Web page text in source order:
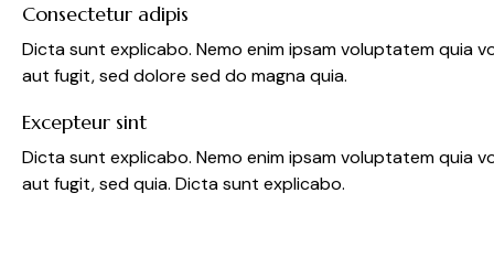
Consectetur adipis
Dicta sunt explicabo. Nemo enim ipsam voluptatem quia
aut fugit, sed dolore sed do magna quia.
Excepteur sint
Dicta sunt explicabo. Nemo enim ipsam voluptatem quia
aut fugit, sed quia. Dicta sunt explicabo.